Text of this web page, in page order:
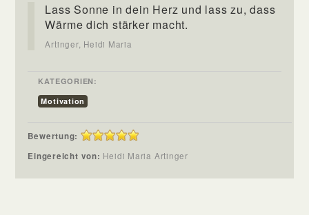
Lass Sonne in dein Herz und lass zu, dass
Wärme dich stärker macht.
Artinger, Heidi Maria
KATEGORIEN:
Motivation
Bewertung:
Eingereicht von: Heidi Maria Artinger